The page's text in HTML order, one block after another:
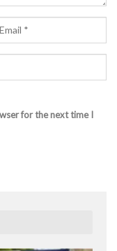
for the next time I